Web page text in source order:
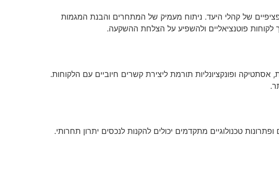
של קהלי היעד. ניתוח מעמיק של המתחרים והבנת המגמות
לקוחות פוטנציאליים ולהשפיע על הצלחת ההשקעה.
ופונקציונליות תורמת ליצירת קשרים חיוביים עם הלקוחות.
טכנולוגיים מתקדמים יכולים להקנות לנכסים יתרון תחרותי.